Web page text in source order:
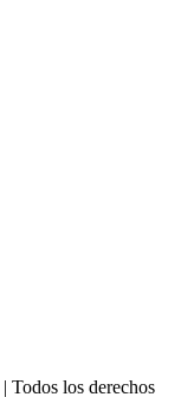
|Todos los derechos